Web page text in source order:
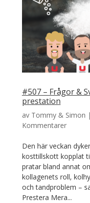
#507 – Frågor &
prestation
av Tommy & Simon |
Kommentarer
Den här veckan
kosttillskott kopplat
pratar bland annat
kollagenets roll,
och tandproblem –
Prestera Mera...